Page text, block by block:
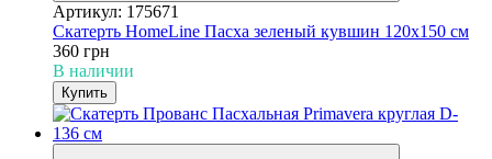
Артикул: 175671
Скатерть HomeLine Пасха зеленый кувшин 120х150 см
360 грн
В наличии
Купить